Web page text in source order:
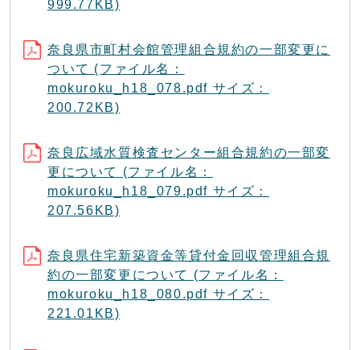
999.77KB)
奈良県市町村会館管理組合規約の一部変更に
ついて (ファイル名：
mokuroku_h18_078.pdf サイズ：
200.72KB)
奈良広域水質検査センター組合規約の一部変
更について (ファイル名：
mokuroku_h18_079.pdf サイズ：
207.56KB)
奈良県住宅新築資金等貸付金回収管理組合規
約の一部変更について (ファイル名：
mokuroku_h18_080.pdf サイズ：
221.01KB)